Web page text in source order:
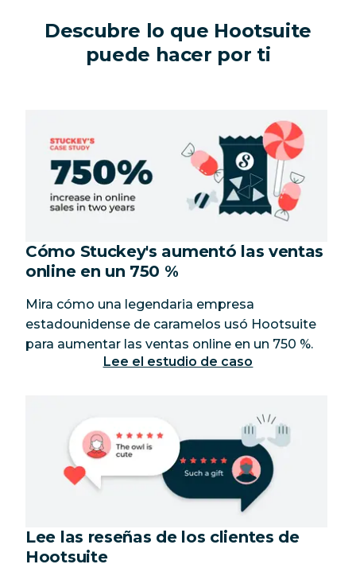
Descubre lo que Hootsuite
puede hacer por ti
Cómo Stuckey's aumentó las ventas
online en un 750 %
Mira cómo una legendaria empresa
estadounidense de caramelos usó Hootsuite
para aumentar las ventas online en un 750 %.
Lee el estudio de caso
Lee las reseñas de los clientes de
Hootsuite